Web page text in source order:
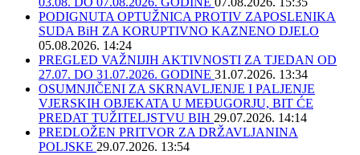
PODIGNUTA OPTUŽNICA PROTIV ZAPOSLENIKA
SUDA BiH ZA KORUPTIVNO KAZNENO DJELO
05.08.2026. 14:24
PREGLED VAŽNIJIH AKTIVNOSTI ZA TJEDAN OD
27.07. DO 31.07.2026. GODINE 31.07.2026. 13:34
OSUMNJIČENI ZA SKRNAVLJENJE I PALJENJE
VJERSKIH OBJEKATA U MEĐUGORJU, BIT ĆE
PREDAT TUŽITELJSTVU BIH 29.07.2026. 14:14
PREDLOŽEN PRITVOR ZA DRŽAVLJANINA
POLJSKE 29.07.2026. 13:54